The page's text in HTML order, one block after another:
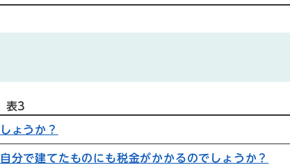
表3
ょうか？
分で建てたものにも税金がかかるのでしょうか？